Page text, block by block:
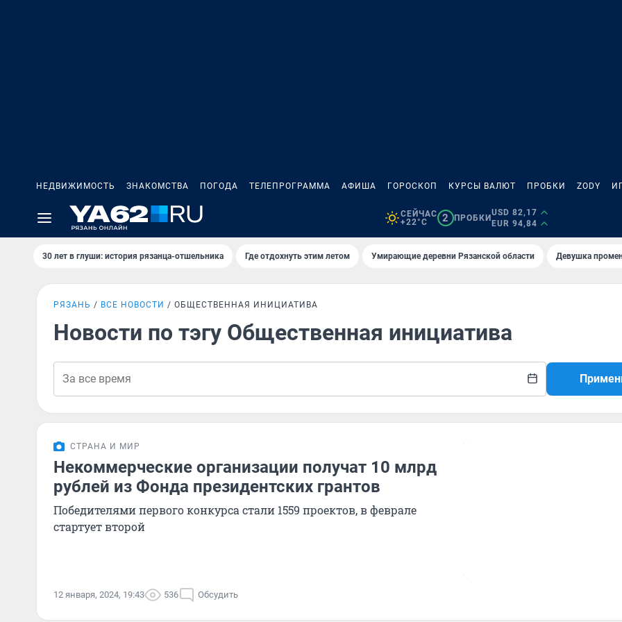
НЕДВИЖИМОСТЬ ЗНАКОМСТВА ПОГОДА ТЕЛЕПРОГРАММА АФИША ГОРОСКОП КУРСЫ ВАЛЮТ ПРОБКИ ZODY
СЕЙЧАС
+22°C
2 ПРОБКИ
USD 82,17
EUR 94,84
30 лет в глуши: история рязанца-отшельника Где отдохнуть этим летом Умирающие деревни Рязанской области Девушка
РЯЗАНЬ ВСЕ НОВОСТИ ОБЩЕСТВЕННАЯ ИНИЦИАТИВА
Новости по тэгу Общественная инициатива
СТРАНА И МИР
Некоммерческие организации получат 10 млрд
рублей из Фонда президентских грантов
Победителями первого конкурса стали 1559 проектов, в феврале
стартует второй
12 января, 2024, 19:43 536 Обсудить